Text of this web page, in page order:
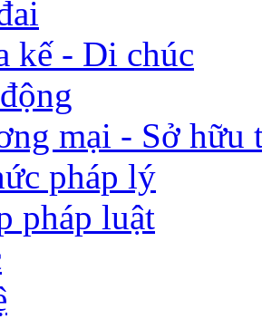
kế - Di chúc
mại - Sở hữu
pháp lý
pháp luật